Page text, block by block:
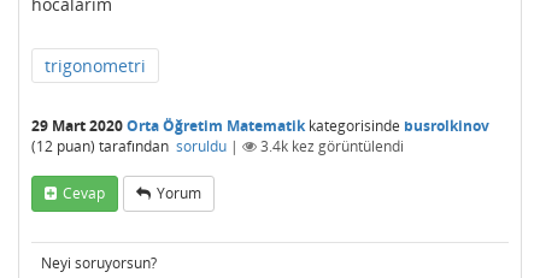
trigonometri
29 Mart 2020Orta Öğretim Matematikkategorisinde busrolkinov
(12 puan) tarafından soruldu | 3.4k kez görüntülendi
Cevap Yorum
Neyi soruyorsun?